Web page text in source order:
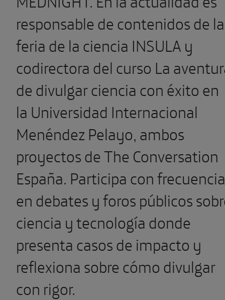
responsable de contenidos de la
feria de la ciencia INSULA y
codirectora del curso La
de divulgar ciencia con éxito en
la Universidad Internacional
Menéndez Pelayo, ambos
proyectos de The Conversation
España. Participa con frecuencia
en debates y foros públicos
ciencia y tecnología donde
presenta casos de impacto y
reflexiona sobre cómo divulgar
con rigor.